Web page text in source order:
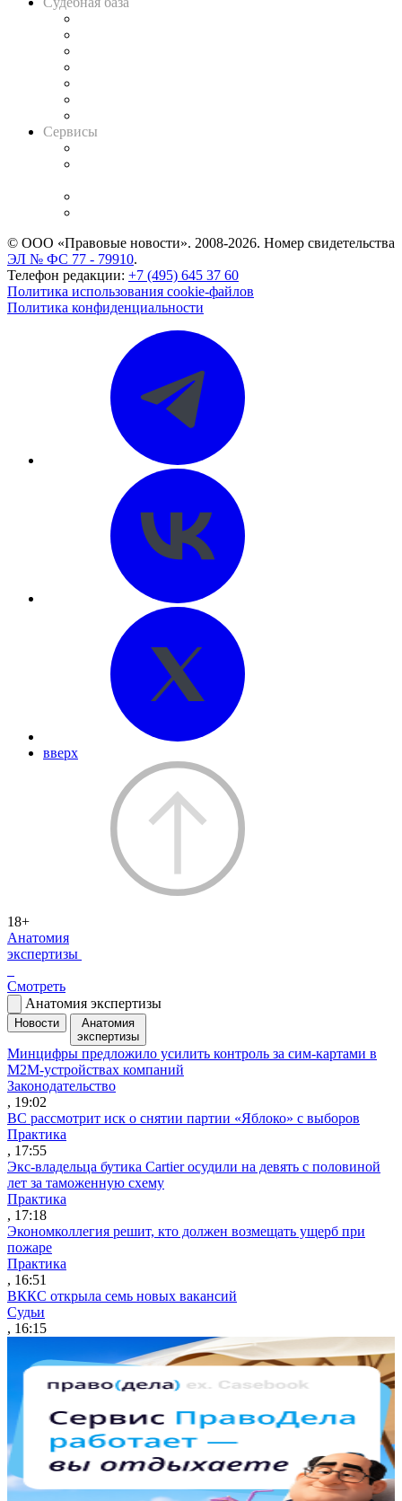
Сервисы
© ООО «Правовые новости». 2008-2026. Номер свидетельства
ЭЛ № ФС 77 - 79910.
Телефон редакции: +7 (495) 645 37 60
Политика использования cookie-файлов
Политика конфиденциальности
вверх
18+
Анатомия
экспертизы
Смотреть
Анатомия экспертизы
Новости
Анатомия
экспертизы
Минцифры предложило усилить контроль за сим-картами в
M2M-устройствах компаний
Законодательство
, 19:02
ВС рассмотрит иск о снятии партии «Яблоко» с выборов
Практика
, 17:55
Экс-владельца бутика Cartier осудили на девять с половиной
лет за таможенную схему
Практика
, 17:18
Экономколлегия решит, кто должен возмещать ущерб при
пожаре
Практика
, 16:51
ВККС открыла семь новых вакансий
Судьи
, 16:15